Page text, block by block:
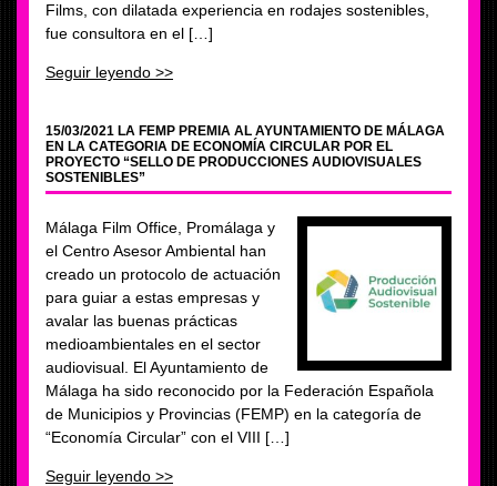
Films, con dilatada experiencia en rodajes sostenibles,
fue consultora en el […]
Seguir leyendo >>
15/03/2021 LA FEMP PREMIA AL AYUNTAMIENTO DE MÁLAGA
EN LA CATEGORIA DE ECONOMÍA CIRCULAR POR EL
PROYECTO “SELLO DE PRODUCCIONES AUDIOVISUALES
SOSTENIBLES”
Málaga Film Office, Promálaga y
el Centro Asesor Ambiental han
creado un protocolo de actuación
para guiar a estas empresas y
avalar las buenas prácticas
medioambientales en el sector
audiovisual. El Ayuntamiento de
Málaga ha sido reconocido por la Federación Española
de Municipios y Provincias (FEMP) en la categoría de
“Economía Circular” con el VIII […]
Seguir leyendo >>